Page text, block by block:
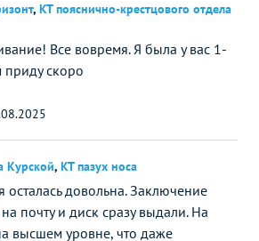
, КТ пояснично-крестцового отдела
Все вовремя. Я была у вас 1-
скоро
Курской, КТ пазух носа
осталась довольна. Заключение
почту и диск сразу выдали. На
высшем уровне, что даже